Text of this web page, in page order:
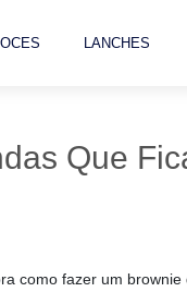
LANCHES
Que
como fazer um brownie